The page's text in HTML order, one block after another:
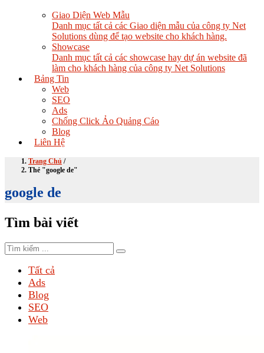
Giao Diện Web Mẫu
Danh mục tất cả các Giao diện mẫu của công ty Net
Solutions dùng để tạo website cho khách hàng.
Showcase
Danh mục tất cả các showcase hay dự án website đã
làm cho khách hàng của công ty Net Solutions
Bảng Tin
Web
SEO
Ads
Chống Click Ảo Quảng Cáo
Blog
Liên Hệ
Trang Chủ /
Thẻ "google de"
google de
Tìm bài viết
Tất cả
Ads
Blog
SEO
Web